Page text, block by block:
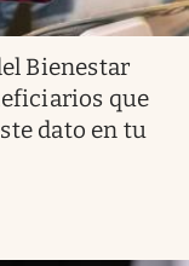
Bienestar
que
dato en tu